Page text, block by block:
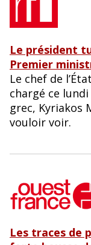
Le président
Premier
Le chef de
chargé ce
grec, Kyriakos
vouloir voir.
Les traces de